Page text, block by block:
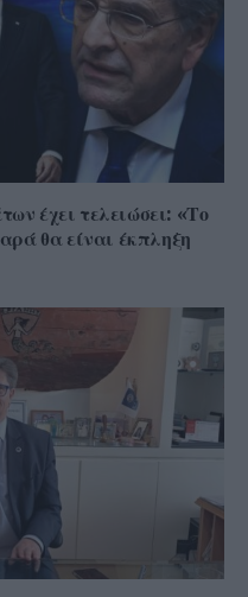
έχει τελειώσει: «Το
θα είναι έκπληξη